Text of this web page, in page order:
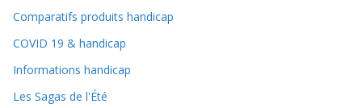
Comparatifs produits handicap
COVID 19 & handicap
Informations handicap
Les Sagas de l'Été